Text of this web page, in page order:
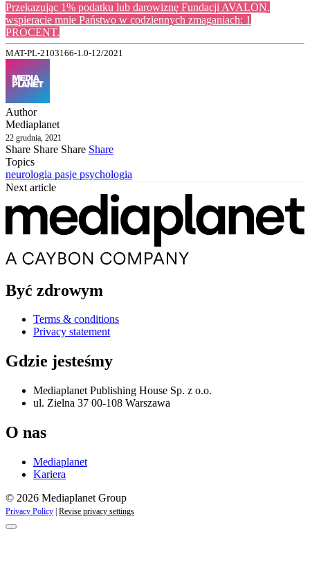
Przekazując 1% podatku lub darowiznę Fundacji AVALON,
wspieracie mnie Państwo w codziennych zmaganiach: 1
PROCENT.
MAT-PL-2103166-1.0-12/2021
Author
Mediaplanet
22 grudnia, 2021
Share Share Share Share
Topics
neurologia pasje psychologia
Next article
Być zdrowym
Terms & conditions
Privacy statement
Gdzie jesteśmy
Mediaplanet Publishing House Sp. z o.o.
ul. Zielna 37 00-108 Warszawa
O nas
Mediaplanet
Kariera
© 2026 Mediaplanet Group
Privacy Policy Revise privacy settings